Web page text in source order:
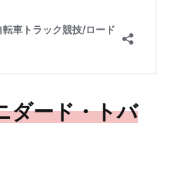
ダード・トバ